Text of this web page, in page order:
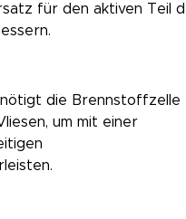
für den aktiven Teil
die Brennstoffzelle
um mit einer